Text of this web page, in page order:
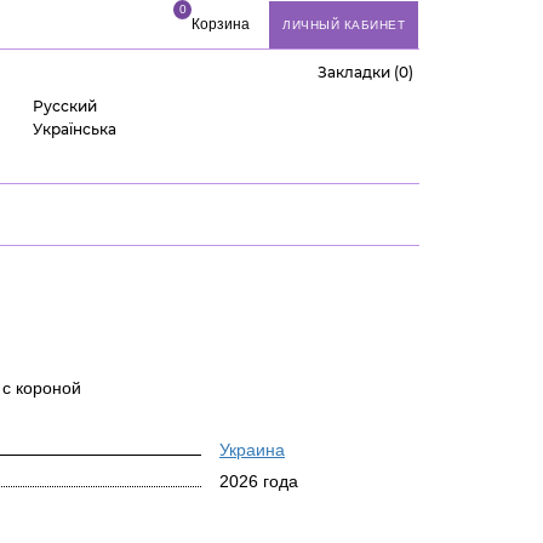
Корзина
0
ЛИЧНЫЙ КАБИНЕТ
Русский
Українська
Закладки (0)
короной
Украина
2026 года